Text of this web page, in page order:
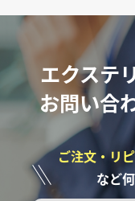
エクステ
お問い合
ご注文・リ
など